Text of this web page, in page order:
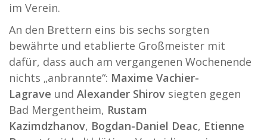
im Verein.
An den Brettern eins bis sechs sorgten
bewährte und etablierte Großmeister mit
dafür, dass auch am vergangenen Wochenende
nichts „anbrannte“: Maxime Vachier-
Lagrave und Alexander Shirov siegten gegen
Bad Mergentheim, Rustam
Kazimdzhanov, Bogdan-Daniel Deac, Etienne